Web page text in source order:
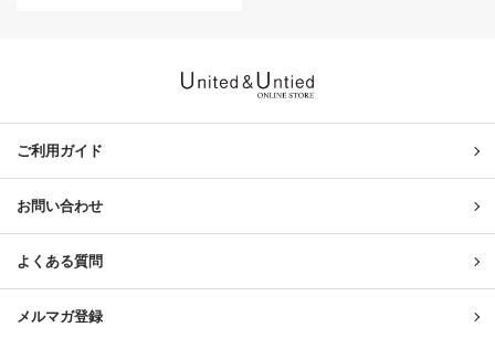
ご利用ガイド
お問い合わせ
よくある質問
メルマガ登録